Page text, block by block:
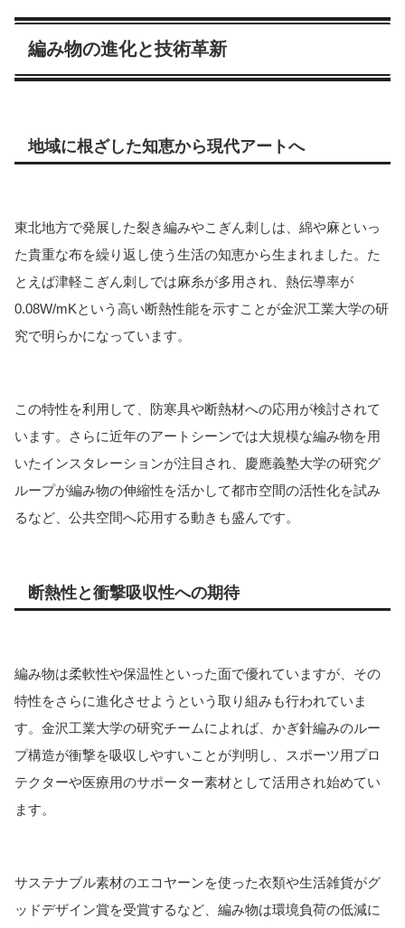
編み物の進化と技術革新
地域に根ざした知恵から現代アートへ
東北地方で発展した裂き編みやこぎん刺しは、綿や麻といっ
た貴重な布を繰り返し使う生活の知恵から生まれました。た
とえば津軽こぎん刺しでは麻糸が多用され、熱伝導率が
0.08W/mKという高い断熱性能を示すことが金沢工業大学の研
究で明らかになっています。
この特性を利用して、防寒具や断熱材への応用が検討されて
います。さらに近年のアートシーンでは大規模な編み物を用
いたインスタレーションが注目され、慶應義塾大学の研究グ
ループが編み物の伸縮性を活かして都市空間の活性化を試み
るなど、公共空間へ応用する動きも盛んです。
断熱性と衝撃吸収性への期待
編み物は柔軟性や保温性といった面で優れていますが、その
特性をさらに進化させようという取り組みも行われていま
す。金沢工業大学の研究チームによれば、かぎ針編みのルー
プ構造が衝撃を吸収しやすいことが判明し、スポーツ用プロ
テクターや医療用のサポーター素材として活用され始めてい
ます。
サステナブル素材のエコヤーンを使った衣類や生活雑貨がグ
ッドデザイン賞を受賞するなど、編み物は環境負荷の低減に